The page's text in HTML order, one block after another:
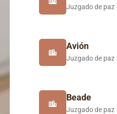
Juzgado de paz
Avión
Juzgado de paz
Beade
Juzgado de paz